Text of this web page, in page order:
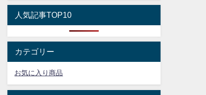
人気記事TOP10
カテゴリー
お気に入り商品